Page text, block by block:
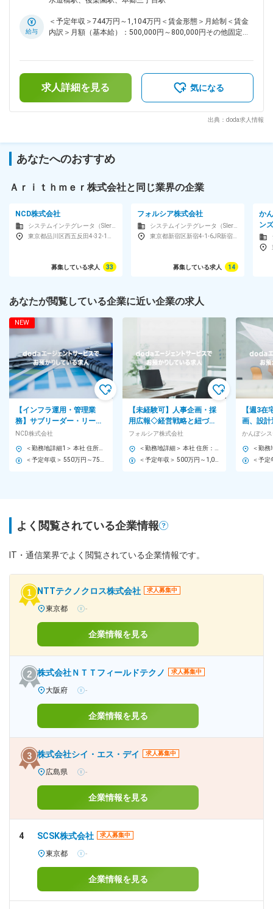
す。 採用を強化し、プロフェッショナル集団を目指していま
す。 経営と一体となって組織を作り上げることができるポジ
◇人事業務 ・中途採用戦略の策定 ・人材育成計画の策定 ・人
事制度構築、運用 ・労務管理 ◇総務業務 ・ファシリティマネ
ジメント ・リスクコンプライアンス委員会運営 ・ISMS/PMS
委員会の運営 ・リスクマネジメント（防火・防災、安否確
AI、風力AI、建設AI、物流AI、リテールAI、バイオAIなど、さ
し、これらの高度技術を自在に組み合わせることで、顧客の課
題解決に貢献しています。 変更の範囲：無
給与
＜予定年収＞744万円～1,104万円＜賃金形態＞月給制＜賃金
内訳＞月額（基本給）：500,000円～800,000円その他固定手
回 賃金はあくまでも目安の金額であり、選考を通じて上下す
る可能性があります。月給(月額)は固定手当を含めた表記で
求人詳細を見る 気になる
出典：doda求人情報
あなたへのおすすめ
Ａｒｉｔｈｍｅｒ株式会社と同じ業界の企業
NCD株式会社
募集している求人 33
フォルシア株式会社
募集している求人 14
か
ン
あなたが閲覧している企業に近い企業の求人
NEW
【インフラ運用・管理業
務】サブリーダー・リーダ
ー◆直受け80％/手当充実/
定着率95％
NCD株式会社
【未経験可】人事企画・採
用広報◇経営戦略と紐づけ
た組織づくり／自社SaaS型
サービス展開／残業20h
フォルシア株式会社
【週3在
画、設計
制度等
ライド
よく閲覧されている企業情報
IT・通信業界でよく閲覧されている企業情報です。
NTTテクノクロス株式会社 求人募集中
東京都 -
企業情報を見る
株式会社ＮＴＴフィールドテクノ 求人募集中
大阪府 -
企業情報を見る
株式会社シイ・エス・デイ 求人募集中
広島県 -
企業情報を見る
4 SCSK株式会社 求人募集中
東京都 -
企業情報を見る